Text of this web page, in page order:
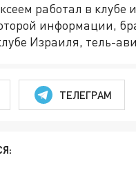
работал в
информации,
Израиля, тель-
ТЕЛЕГРАМ